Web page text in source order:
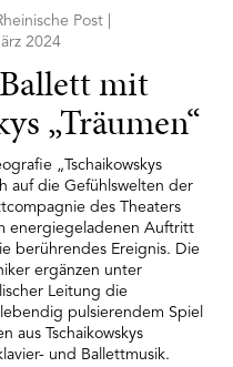
Post |
2024
mit
„Träumen“
„Tschaikowskys
auf die Gefühlswelten der
des Theaters
energiegeladenen Auftritt
berührendes Ereignis. Die
ergänzen unter
Leitung die
pulsierendem Spiel
aus Tschaikowskys
und Ballettmusik.